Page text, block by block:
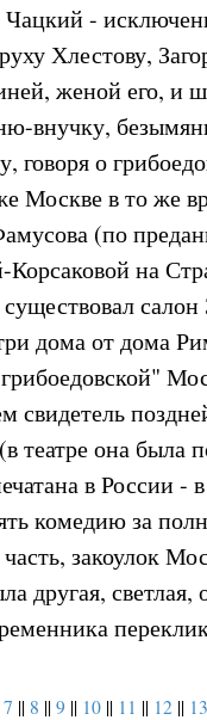
-
Хлестову,
женой его, и
внучку,
говоря о
Москве в то же
(по
на
дома от дома
свидетель
театре она была
в России -
комедию за
закоулок
другая, светлая,
7 || 8 ||9 || 10 || 11 || 12 ||